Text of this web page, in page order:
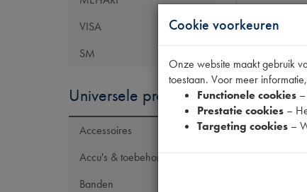
VISA
SM
Universele producten
Accessoires
Accu's & toebehoren
Banden
Model
Cookie voorkeuren
Onze website maakt gebruik
toestaan. Voor meer
Functionele cookies
Prestatie cookies –
Targeting cookies –